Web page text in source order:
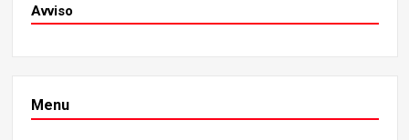
Avviso
Menu